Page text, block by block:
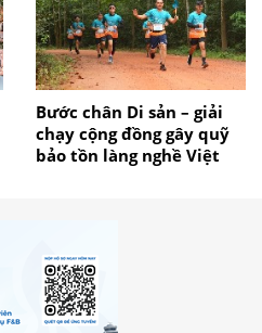
Bước chân Di sản – giải
chạy cộng đồng gây quỹ
bảo tồn làng nghề Việt